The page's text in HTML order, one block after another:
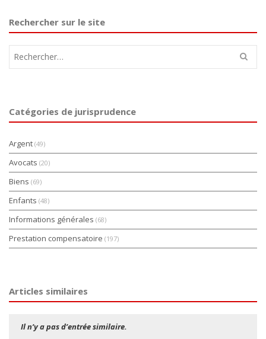
Rechercher sur le site
Catégories de jurisprudence
Argent (49)
Avocats (20)
Biens (69)
Enfants (48)
Informations générales (68)
Prestation compensatoire (197)
Articles similaires
Il n’y a pas d’entrée similaire.